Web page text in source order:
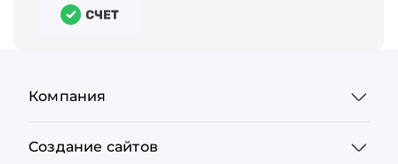
Компания
Создание сайтов